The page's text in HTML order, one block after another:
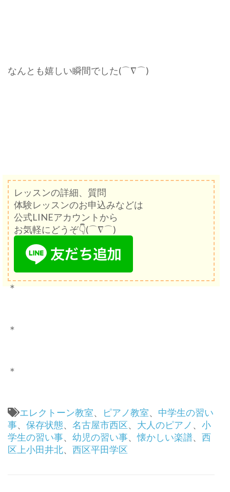
なんとも嬉しい瞬間でした(⌒∇⌒)
レッスンの詳細、質問
体験レッスンのお申込みなどは
公式LINEアカウントから
お気軽にどうぞ👇(⌒∇⌒)
＊
＊
＊
エレクトーン教室、 ピアノ教室、 中学生の習い
事、 保存状態、 名古屋市西区、 大人のピアノ 、 小
学生の習い事、 幼児の習い事、懐かしい楽譜、 西
区上小田井北、 西区平田学区